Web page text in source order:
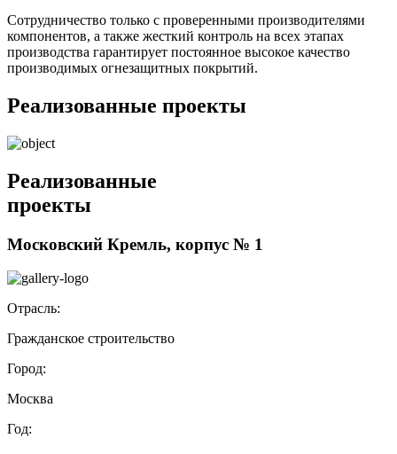
Сотрудничество только с проверенными производителями
компонентов, а также жесткий контроль на всех этапах
производства гарантирует постоянное высокое качество
производимых огнезащитных покрытий.
Реализованные проекты
Реализованные
проекты
Московский Кремль, корпус № 1
Отрасль:
Гражданское строительство
Город:
Москва
Год: